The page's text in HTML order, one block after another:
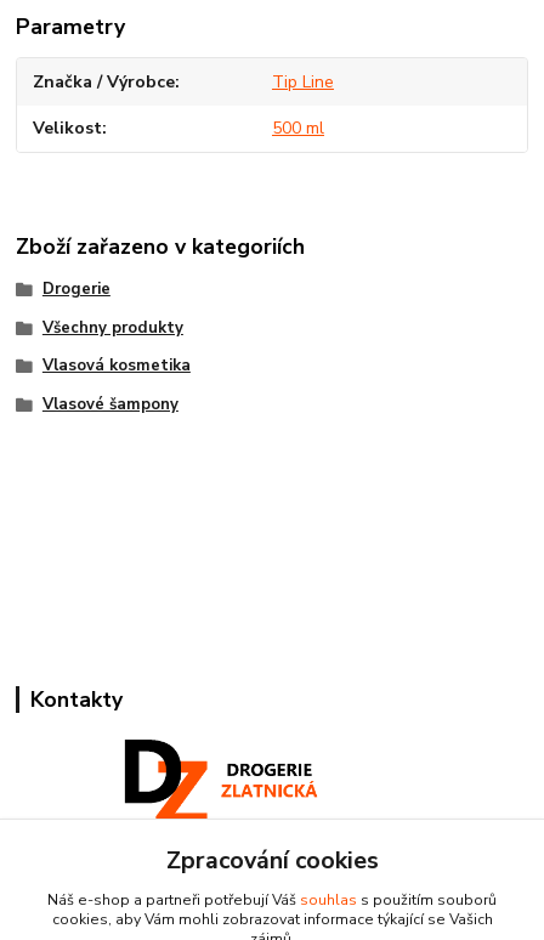
Parametry
Značka / Výrobce Tip Line
Velikost 500 ml
Zboží zařazeno v kategoriích
Drogerie
Všechny produkty
Vlasová kosmetika
Vlasové šampony
Kontakty
Pracovní doba:
+420 224 818 812
Po-Pá: 8:00-18:00 hod.
Zpracování cookies
Náš e-shop a partneři potřebují Váš souhlas s použitím souborů
cookies, aby Vám mohli zobrazovat informace týkající se Vašich